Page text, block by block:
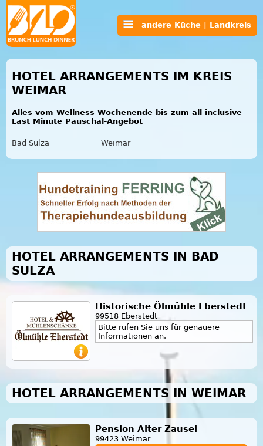
andere Küche | Landkreis
HOTEL ARRANGEMENTS IM KREIS
WEIMAR
Alles vom Wellness Wochenende bis zum all inclusive
Last Minute Pauschal-Angebot
Bad Sulza Weimar
HOTEL ARRANGEMENTS IN BAD
SULZA
Historische Ölmühle Eberstedt
99518 Eberstedt
Bitte rufen Sie uns für genauere
Informationen an.
HOTEL ARRANGEMENTS IN WEIMAR
Pension Alter Zausel
99423 Weimar